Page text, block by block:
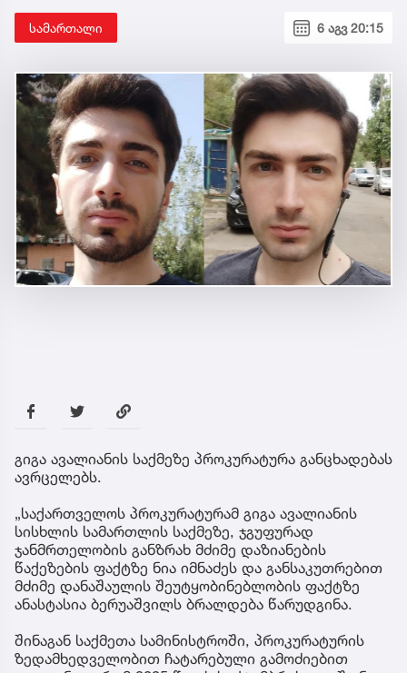
სამართალი 6 აგვ 20:15
გიგა ავალიანის საქმეზე პროკურატურა განცხადებას
ავრცელებს.
„საქართველოს პროკურატურამ გიგა ავალიანის
სისხლის სამართლის საქმეზე, ჯგუფურად
ჯანმრთელობის განზრახ მძიმე დაზიანების
წაქეზების ფაქტზე ნია იმნაძეს და განსაკუთრებით
მძიმე დანაშაულის შეუტყობინებლობის ფაქტზე
ანასტასია ბერუაშვილს ბრალდება წარუდგინა.
შინაგან საქმეთა სამინისტროში, პროკურატურის
ზედამხედველობით ჩატარებული გამოძიებით